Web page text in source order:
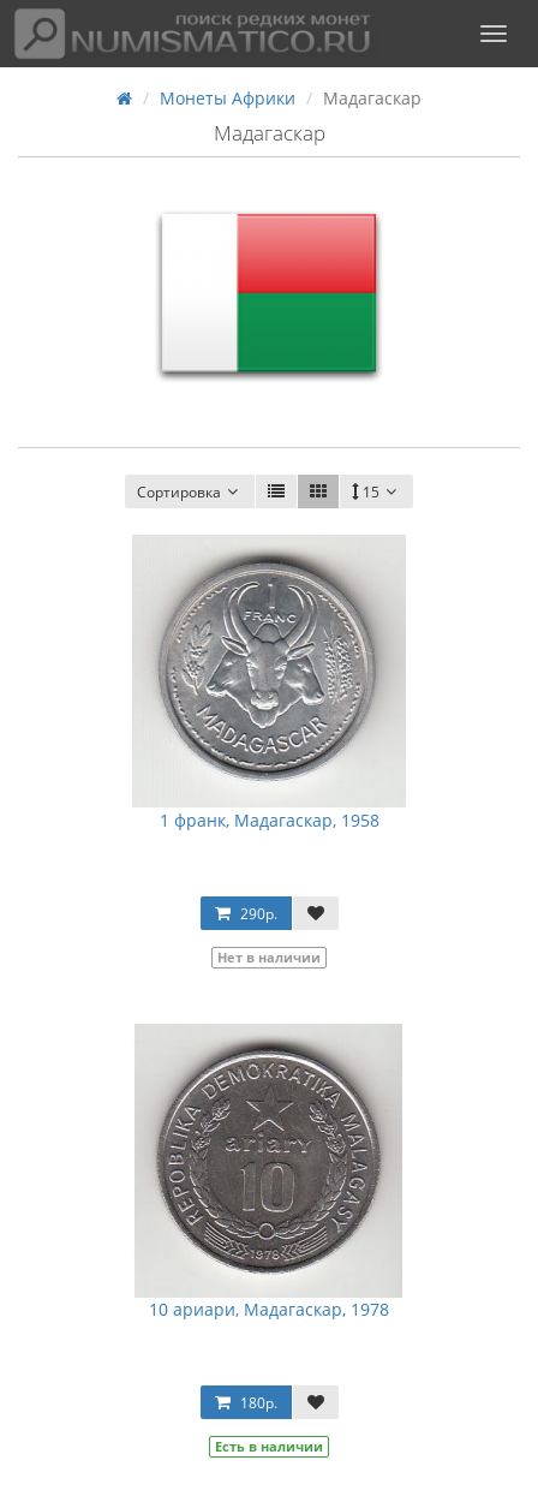
Монеты Африки Мадагаскар
Мадагаскар
Сортировка 15
1 франк, Мадагаскар, 1958
290р.
Нет в наличии
10 ариари, Мадагаскар, 1978
180р.
Есть в наличии